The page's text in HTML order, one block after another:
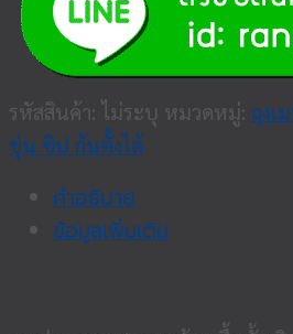
รหัสสินค้า: ไม่ระบุ หมวดหมู่: ถุงเ
ขุ่น ซิป ก้นตั้งได้
คำอธิบาย
ข้อมูลเพิ่มเติม